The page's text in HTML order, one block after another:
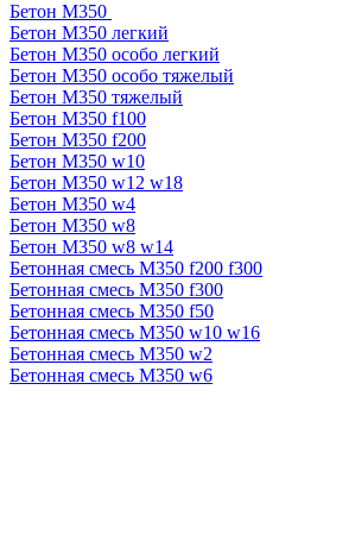
Бетон М350
Бетон М350 легкий
Бетон М350 особо легкий
Бетон М350 особо тяжелый
Бетон М350 тяжелый
Бетон М350 f100
Бетон М350 f200
Бетон М350 w10
Бетон М350 w12 w18
Бетон М350 w4
Бетон М350 w8
Бетон М350 w8 w14
Бетонная смесь М350 f200 f300
Бетонная смесь М350 f300
Бетонная смесь М350 f50
Бетонная смесь М350 w10 w16
Бетонная смесь М350 w2
Бетонная смесь М350 w6